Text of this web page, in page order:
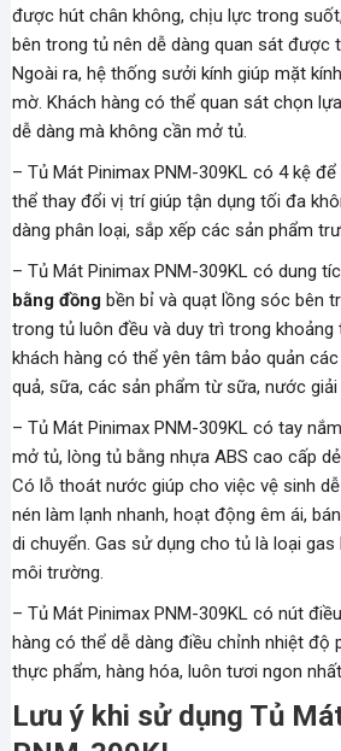
được hút chân không, chịu lực trong
bên trong tủ nên dễ dàng quan sát được
Ngoài ra, hệ thống sưởi kính giúp mặt
mờ. Khách hàng có thể quan sát chọn
dễ dàng mà không cần mở tủ.
– Tủ Mát Pinimax PNM-309KL có 4 kệ
thể thay đổi vị trí giúp tận dụng tối đa
dàng phân loại, sắp xếp các sản phẩm
– Tủ Mát Pinimax PNM-309KL có dung
bằng đồngbền bỉ và quạt lồng sóc bên
trong tủ luôn đều và duy trì trong
khách hàng có thể yên tâm bảo quản
quả, sữa, các sản phẩm từ sữa, nước giải
– Tủ Mát Pinimax PNM-309KL có tay
mở tủ, lòng tủ bằng nhựa ABS cao cấp
Có lỗ thoát nước giúp cho việc vệ sinh
nén làm lạnh nhanh, hoạt động êm ái,
di chuyển. Gas sử dụng cho tủ là loại gas
môi trường.
– Tủ Mát Pinimax PNM-309KL có nút
hàng có thể dễ dàng điều chỉnh nhiệt độ
thực phẩm, hàng hóa, luôn tươi ngon
Lưu ý khi sử dụng Tủ